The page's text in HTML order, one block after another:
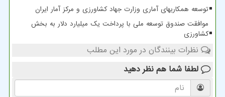
توسعه همکاریهای آماری وزارت جهاد کشاورزی و مرکز آمار ایران
موافقت صندوق توسعه ملی با پرداخت یک میلیارد دلار به بخش
کشاورزی
نظرات بینندگان در مورد این مطلب
لطفا شما هم نظر دهید